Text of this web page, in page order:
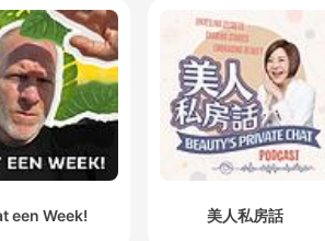
een Week! 美人私房話